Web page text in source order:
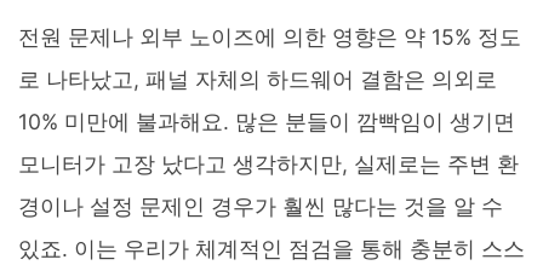
전원 문제나 외부 노이즈에 의한 영향은 약 15% 정도
로 나타났고, 패널 자체의 하드웨어 결함은 의외로
10% 미만에 불과해요. 많은 분들이 깜빡임이 생기면
모니터가 고장 났다고 생각하지만, 실제로는 주변 환
경이나 설정 문제인 경우가 훨씬 많다는 것을 알 수
있죠. 이는 우리가 체계적인 점검을 통해 충분히 스스